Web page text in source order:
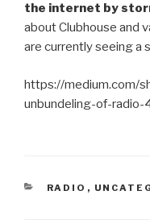
the internet by
about Clubhouse and
are currently seeing a
https://medium.com/
unbundeling-of-
CATEGORIEËN
RADIO ,